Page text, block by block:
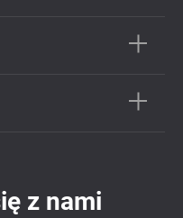
z nami